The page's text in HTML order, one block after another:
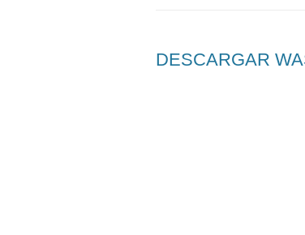
DESCARGAR